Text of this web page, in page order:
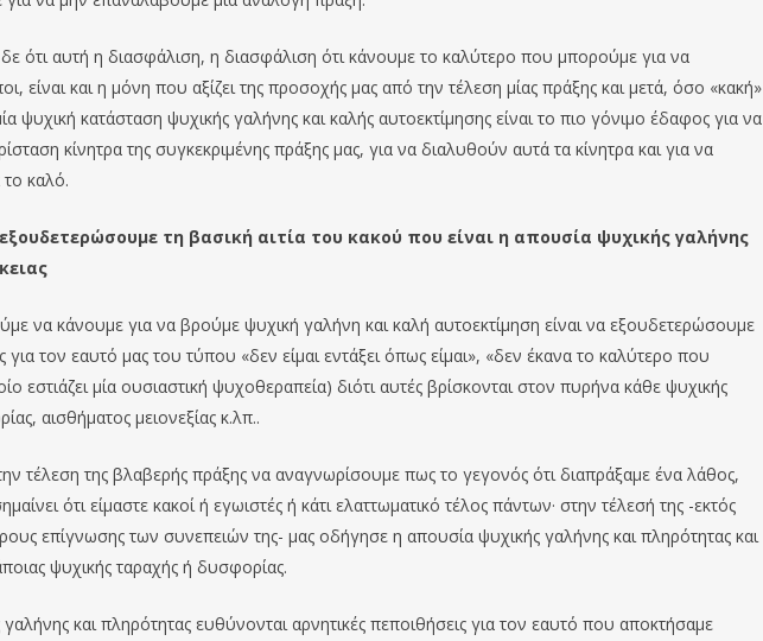
ότι αυτή η διασφάλιση, η διασφάλιση ότι κάνουμε το καλύτερο που μπορούμε για να
είναι και η μόνη που αξίζει της προσοχής μας από την τέλεση μίας πράξης και μετά, όσο «κακή»
ψυχική κατάσταση ψυχικής γαλήνης και καλής αυτοεκτίμησης είναι το πιο γόνιμο έδαφος για να
κίνητρα της συγκεκριμένης πράξης μας, για να διαλυθούν αυτά τα κίνητρα και για να
καλό.
τη βασική αιτία του κακού που είναι η απουσία ψυχικής γαλήνης
να κάνουμε για να βρούμε ψυχική γαλήνη και καλή αυτοεκτίμηση είναι να εξουδετερώσουμε
για τον εαυτό μας του τύπου «δεν είμαι εντάξει όπως είμαι», «δεν έκανα το καλύτερο που
εστιάζει μία ουσιαστική ψυχοθεραπεία) διότι αυτές βρίσκονται στον πυρήνα κάθε ψυχικής
αισθήματος μειονεξίας κ.λπ..
τέλεση της βλαβερής πράξης να αναγνωρίσουμε πως το γεγονός ότι διαπράξαμε ένα λάθος,
ότι είμαστε κακοί ή εγωιστές ή κάτι ελαττωματικό τέλος πάντων· στην τέλεσή της -εκτός
επίγνωσης των συνεπειών της- μας οδήγησε η απουσία ψυχικής γαλήνης και πληρότητας και
ψυχικής ταραχής ή δυσφορίας.
και πληρότητας ευθύνονται αρνητικές πεποιθήσεις για τον εαυτό που αποκτήσαμε